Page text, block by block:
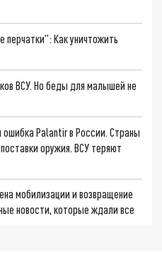
перчатки": Как уничтожить
ВСУ. Но беды для малышей не
Palantir в России. Страны
оружия. ВСУ теряют
мобилизации и возвращение
новости, которые ждали все